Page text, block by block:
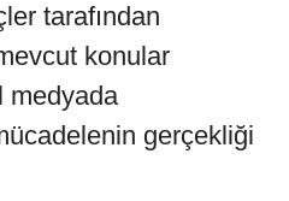
tarafından
konular
medyada
gerçekliği